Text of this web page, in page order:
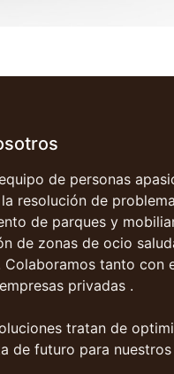
de personas
resolución de
de parques y
de zonas de ocio
Colaboramos tanto con
privadas .
tratan de
de futuro para